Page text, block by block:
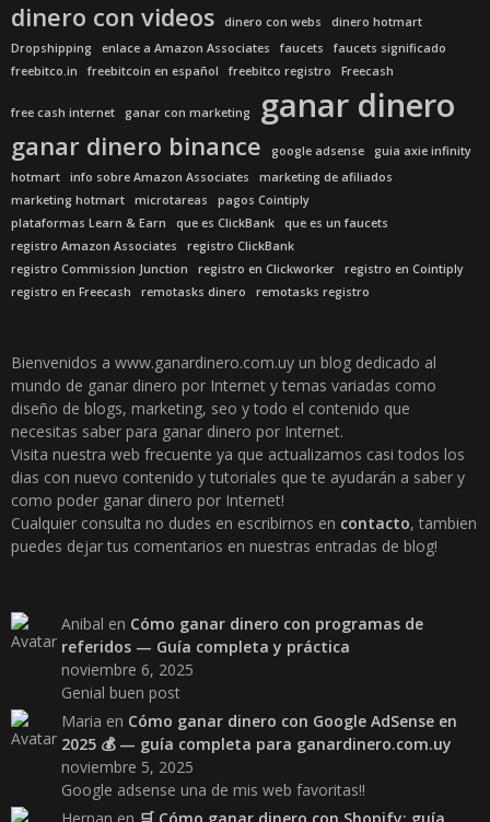
dinero con videos dinero con webs
dinero hotmart
Dropshipping
enlace a Amazon Associates faucets
faucets significado
freebitco.in
freebitcoin en español freebitco registro Freecash
free cash internet ganar con marketing ganar dinero
ganar dinero binance google adsense
guia axie infinity
hotmart
info sobre Amazon Associates
marketing de afiliados
marketing hotmart
microtareas
pagos Cointiply
plataformas Learn & Earn
que es ClickBank
que es un faucets
registro Amazon Associates
registro ClickBank
registro Commission Junction
registro en Clickworker
registro en Cointiply
registro en Freecash
remotasks dinero remotasks registro
Bienvenidos a www.ganardinero.com.uy un blog dedicado al
mundo de ganar dinero por Internet y temas variadas como
diseño de blogs, marketing, seo y todo el contenido que
necesitas saber para ganar dinero por Internet.
Visita nuestra web frecuente ya que actualizamos casi todos los
dias con nuevo contenido y tutoriales que te ayudarán a saber y
como poder ganar dinero por Internet!
Cualquier consulta no dudes en escribirnos en contacto, tambien
puedes dejar tus comentarios en nuestras entradas de blog!
Anibal en Cómo ganar dinero con programas de
referidos — Guía completa y práctica
noviembre 6, 2025
Genial buen post
Maria en Cómo ganar dinero con Google AdSense en
2025 💰 — guía completa para ganardinero.com.uy
noviembre 5, 2025
Google adsense una de mis web favoritas!!